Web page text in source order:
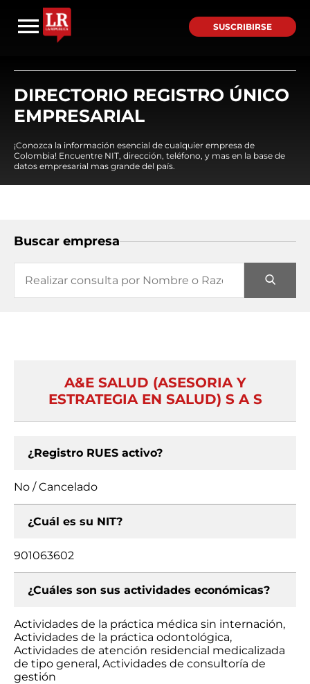
SUSCRIBIRSE
DIRECTORIO REGISTRO ÚNICO
EMPRESARIAL
¡Conozca la información esencial de cualquier empresa de
Colombia! Encuentre NIT, dirección, teléfono, y mas en la base de
datos empresarial mas grande del país.
Buscar empresa
A&E SALUD (ASESORIA Y
ESTRATEGIA EN SALUD) S A S
¿Registro RUES activo?
No / Cancelado
¿Cuál es su NIT?
901063602
¿Cuáles son sus actividades económicas?
Actividades de la práctica médica sin internación,
Actividades de la práctica odontológica,
Actividades de atención residencial medicalizada
de tipo general, Actividades de consultoría de
gestión